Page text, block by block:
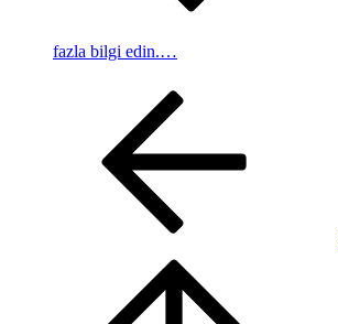
fazla bilgi edin.…